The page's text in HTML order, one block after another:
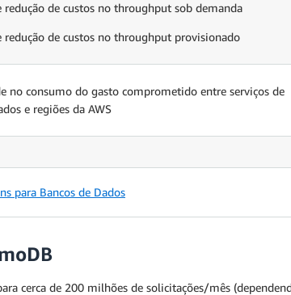
redução de custos no throughput sob demanda
redução de custos no throughput provisionado
no consumo do gasto comprometido entre serviços de
e regiões da AWS
para Bancos de Dados
cerca de 200 milhões de solicitações/mês